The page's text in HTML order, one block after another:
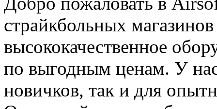
страйкбольных
высококачественное
по выгодным ценам. У нас
новичков, так и для